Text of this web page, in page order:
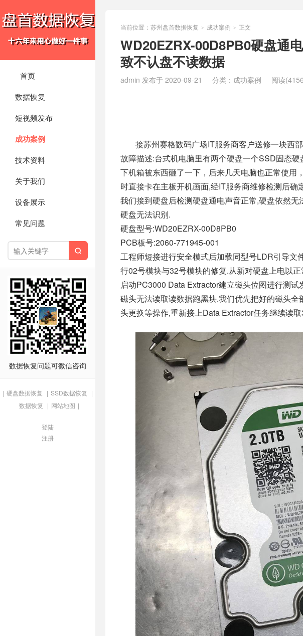
首页
数据恢复
短视频发布
成功案例
技术资料
关于我们
设备展示
常见问题

数据恢复问题可微信咨询
| 硬盘数据恢复 | SSD数据恢复 |
数据恢复 | 网站地图 |
登陆
注册
当前位置： 苏州盘首数据恢复 > 成功案例 > 正文
WD20EZRX-00D8PB0硬盘通
致不认盘不读数据
admin 发布于 2020-09-21 分类： 成功案例 阅读
接苏州赛格数码广场IT服务商客户送修一块西
故障描述:台式机电脑里有两个硬盘一个SSD固态
下机箱被东西砸了一下，后来几天电脑也正常使
时直接卡在主板开机画面,经IT服务商维修检测后确
我们接到硬盘后检测硬盘通电声音正常,硬盘依然
硬盘无法识别.
硬盘型号:WD20EZRX-00D8PB0
PCB板号:2060-771945-001
工程师短接进行安全模式后加载同型号LDR引导
行02号模块与32号模块的修复.从新对硬盘上电以
启动PC3000 Data Extractor建立磁头位图进行测
磁头无法读取读数据跑黑块.我们优先把好的磁头
头更换等操作,重新接上Data Extractor任务继续读